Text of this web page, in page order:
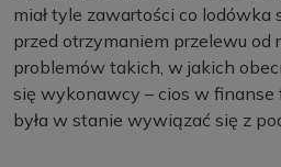
miał tyle zawartości co lodówka
przed otrzymaniem przelewu od
problemów takich, w jakich
się wykonawcy – cios w finanse
była w stanie wywiązać się z